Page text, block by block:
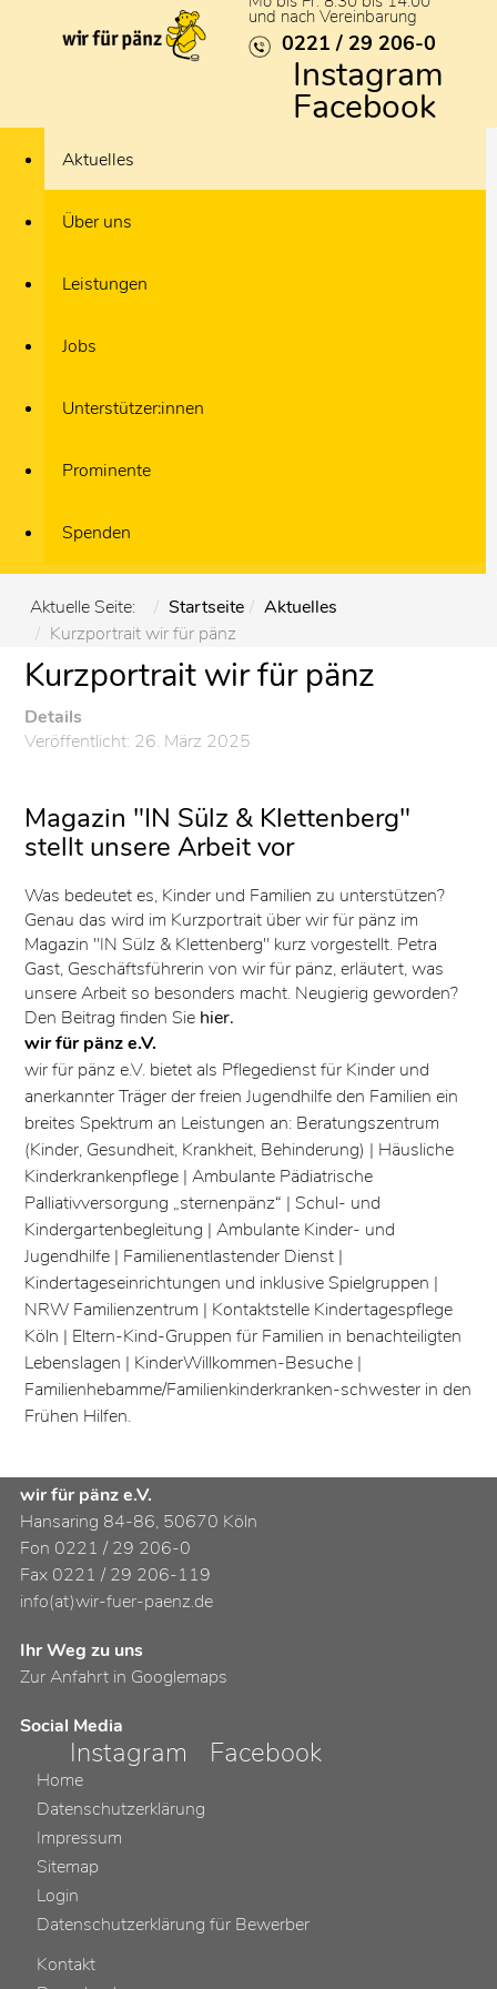
und nach Vereinbarung
0221 / 29 206-0
Instagram
Facebook
Aktuelles
Über uns
Leistungen
Jobs
Unterstützer:innen
Prominente
Spenden
Aktuelle Seite: Startseite
Aktuelles
Kurzportrait wir für pänz
Kurzportrait wir für pänz
Details
Veröffentlicht: 26. März 2025
Magazin "IN Sülz & Klettenberg"
stellt unsere Arbeit vor
Was bedeutet es, Kinder und Familien zu unterstützen?
Genau das wird im Kurzportrait über wir für pänz im
Magazin "IN Sülz & Klettenberg" kurz vorgestellt. Petra
Gast, Geschäftsführerin von wir für pänz, erläutert, was
unsere Arbeit so besonders macht. Neugierig geworden?
Den Beitrag finden Sie hier.
wir für pänz e.V.
wir für pänz e.V. bietet als Pflegedienst für Kinder und
anerkannter Träger der freien Jugendhilfe den Familien ein
breites Spektrum an Leistungen an: Beratungszentrum
(Kinder, Gesundheit, Krankheit, Behinderung) | Häusliche
Kinderkrankenpflege | Ambulante Pädiatrische
Palliativversorgung „sternenpänz“ | Schul- und
Kindergartenbegleitung | Ambulante Kinder- und
Jugendhilfe | Familienentlastender Dienst |
Kindertageseinrichtungen und inklusive Spielgruppen |
NRW Familienzentrum | Kontaktstelle Kindertagespflege
Köln | Eltern-Kind-Gruppen für Familien in benachteiligten
Lebenslagen | KinderWillkommen-Besuche |
Familienhebamme/Familienkinderkranken-schwester in den
Frühen Hilfen.
wir für pänz e.V.
Hansaring 84-86, 50670 Köln
Fon 0221 / 29 206-0
Fax 0221 / 29 206-119
info(at)wir-fuer-paenz.de
Ihr Weg zu uns
Zur Anfahrt in Googlemaps
Social Media
Instagram Facebook
Home
Datenschutzerklärung
Impressum
Sitemap
Login
Datenschutzerklärung für Bewerber
Kontakt